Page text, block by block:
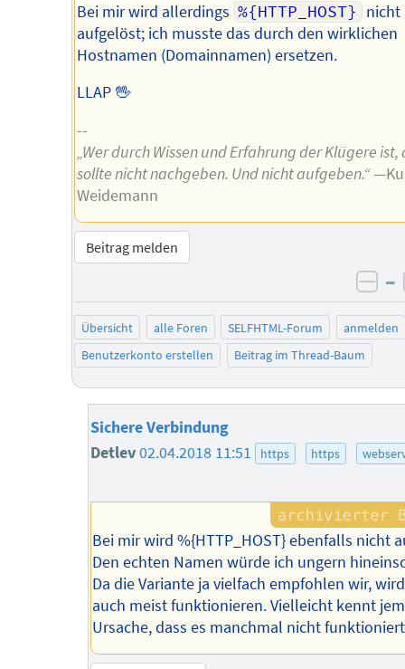
Bei mir wird allerdings %{HTTP_HOST} nicht
aufgelöst; ich musste das durch den wirklichen
Hostnamen (Domainnamen) ersetzen.
LLAP 🖖
--
„Wer durch Wissen und Erfahrung der Klügere ist,
sollte nicht nachgeben. Und nicht aufgeben.“
Weidemann
Beitrag melden
–
Übersicht alle Foren SELFHTML-Forum
anmelden
Benutzerkonto erstellen
Beitrag im Thread-Baum
Sichere Verbindung
Detlev02.04.2018 11:51 https https
Bei mir wird %{HTTP_HOST} ebenfalls nicht
Den echten Namen würde ich ungern
Da die Variante ja vielfach empfohlen wir,
auch meist funktionieren. Vielleicht kennt
Ursache, dass es manchmal nicht